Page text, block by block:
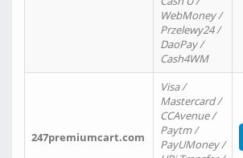
WebMoney /
Przelewy24 /
DaoPay /
Cash4WM
247premiumcart.com
Visa /
Mastercard /
CCAvenue /
Paytm /
PayUMoney /